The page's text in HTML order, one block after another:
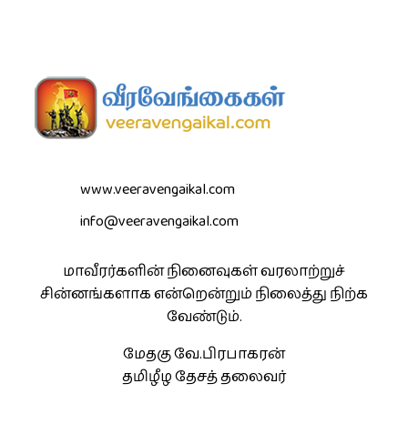
www.veeravengaikal.com
info@veeravengaikal.com
மாவீரர்களின் நினைவுகள் வரலாற்றுச்
சின்னங்களாக என்றென்றும் நிலைத்து நிற்க
வேண்டும்.
மேதகு வே.பிரபாகரன்
தமிழீழ தேசத் தலைவர்